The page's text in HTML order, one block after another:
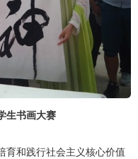
生书画大赛
育和践行社会主义核心价值